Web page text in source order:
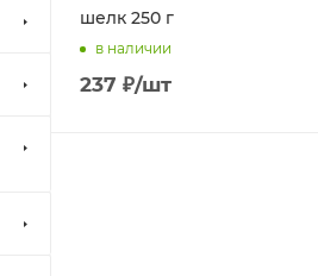
шелк 250 г
в наличии
237 ₽/шт